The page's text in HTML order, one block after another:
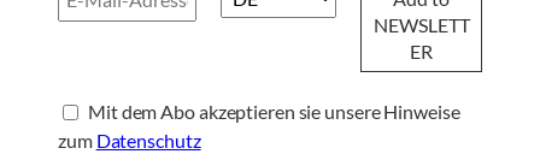
Mit dem Abo akzeptieren sie unsere Hinweise
zum Datenschutz